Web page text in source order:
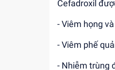
Cefadroxil
- Viêm họng
- Viêm phế
- Nhiễm trùng